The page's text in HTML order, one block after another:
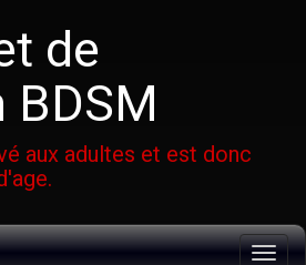
de
aux adultes et est donc
Menu